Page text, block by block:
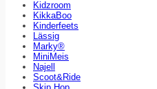
Kidzroom
KikkaBoo
Kinderfeets
Lässig
Marky®
MiniMeis
Najell
Scoot&Ride